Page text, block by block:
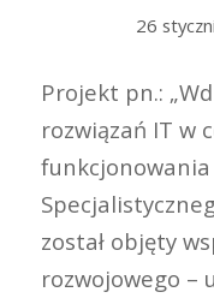
26
Projekt pn.:
rozwiązań IT w
został objęty
rozwojowego –